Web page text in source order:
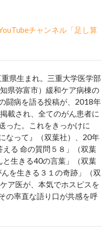
チャンネル「足し算
県生まれ。三重大学医学部
県弥富市）緩和ケア病棟の
闘病を語る投稿が、2018年
載され、全てのがん患者に
った。これをきっかけに
なって』（双葉社）、20年
る 命の質問５８」（双葉
生きる40の言葉」（双葉
を生きる３１の奇跡」（双
ア医が、本気でホスピスを
の率直な語り口が共感を呼